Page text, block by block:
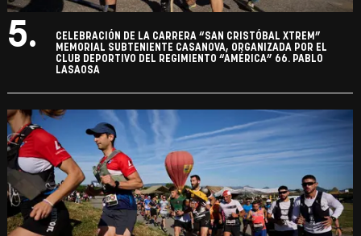
5.
CELEBRACIÓN DE LA CARRERA “SAN CRISTÓBAL XTREM”
MEMORIAL SUBTENIENTE CASANOVA, ORGANIZADA POR EL
CLUB DEPORTIVO DEL REGIMIENTO “AMÉRICA” 66. PABLO
LASAOSA